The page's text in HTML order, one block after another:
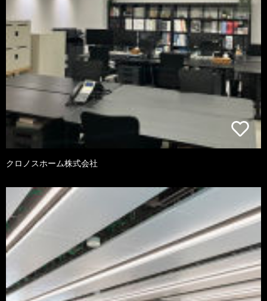
クロノスホーム株式会社